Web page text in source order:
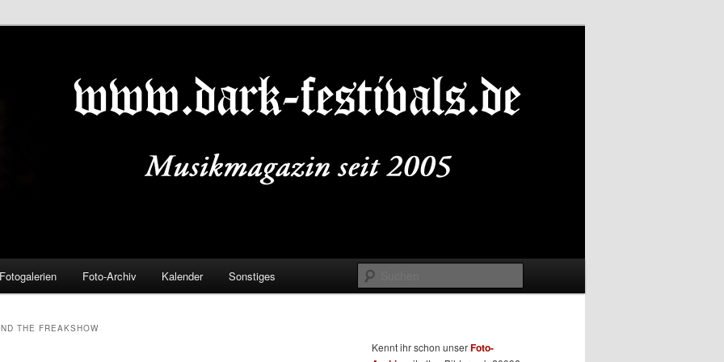
Fotogalerien Foto-Archiv Kalender Sonstiges
THE FREAKSHOW
Kennt ihr schon unserFoto-